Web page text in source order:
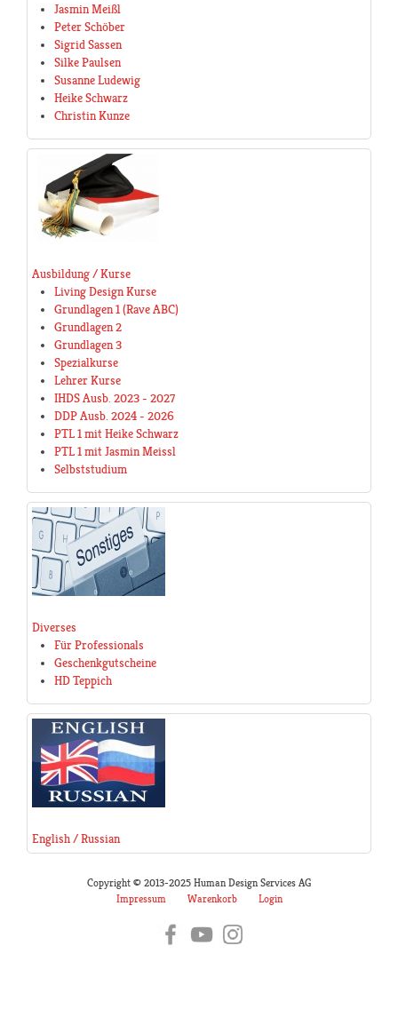
Jasmin Meißl
Peter Schöber
Sigrid Sassen
Silke Paulsen
Susanne Ludewig
Heike Schwarz
Christin Kunze
Ausbildung / Kurse
Living Design Kurse
Grundlagen 1 (Rave ABC)
Grundlagen 2
Grundlagen 3
Spezialkurse
Lehrer Kurse
IHDS Ausb. 2023 - 2027
DDP Ausb. 2024 - 2026
PTL 1 mit Heike Schwarz
PTL 1 mit Jasmin Meissl
Selbststudium
Diverses
Für Professionals
Geschenkgutscheine
HD Teppich
English / Russian
Copyright © 2013-2025 Human Design Services AG
Impressum
Warenkorb Login